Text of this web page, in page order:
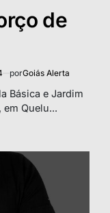
de
porGoiás Alerta
Básica e Jardim
em Quelu...